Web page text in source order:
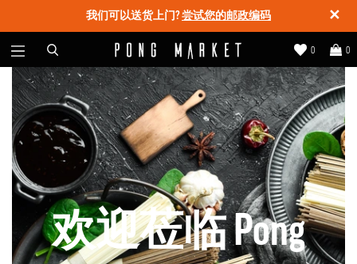
✕
我们可以送货上门?尝试您的邮政编码
0
0
欢迎莅临 Pong